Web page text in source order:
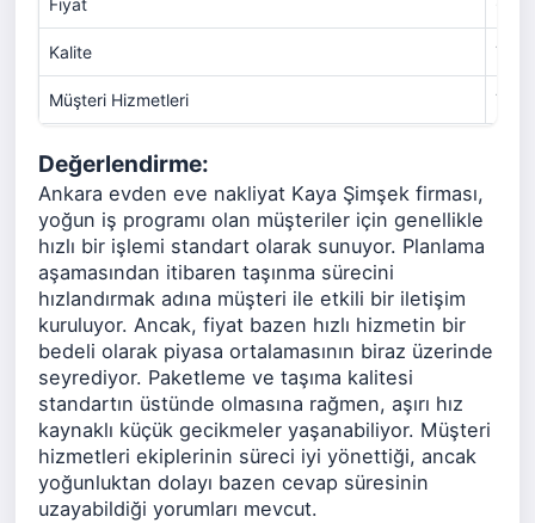
Fiyat
Kalite 7
Müşteri Hizmetleri 7
Değerlendirme:
Ankara evden eve nakliyat Kaya Şimşek firması,
yoğun iş programı olan müşteriler için genellikle
hızlı bir işlemi standart olarak sunuyor. Planlama
aşamasından itibaren taşınma sürecini
hızlandırmak adına müşteri ile etkili bir iletişim
kuruluyor. Ancak, fiyat bazen hızlı hizmetin bir
bedeli olarak piyasa ortalamasının biraz üzerinde
seyrediyor. Paketleme ve taşıma kalitesi
standartın üstünde olmasına rağmen, aşırı hız
kaynaklı küçük gecikmeler yaşanabiliyor. Müşteri
hizmetleri ekiplerinin süreci iyi yönettiği, ancak
yoğunluktan dolayı bazen cevap süresinin
uzayabildiği yorumları mevcut.